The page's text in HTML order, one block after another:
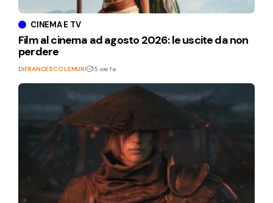
CINEMA E TV
Film al cinema ad agosto 2026: le uscite da non
perdere
DiFRANCESCO LEMURI 15 ore fa